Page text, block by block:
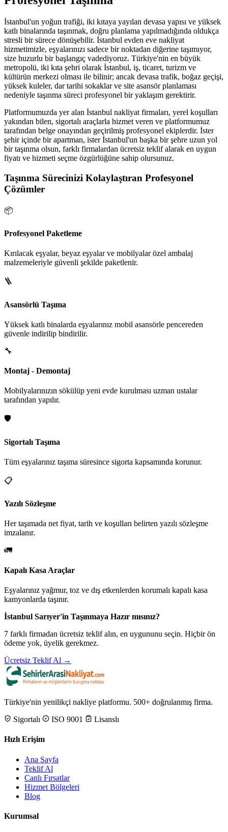
İstanbul'un yoğun trafiği, iki kıtaya yayılan devasa yapısı ve yüksek
katlı binalarında taşınmak, doğru planlama yapılmadığında oldukça
stresli bir sürece dönüşebilir. İstanbul evden eve nakliyat
hizmetimizle, eşyalarınızı sadece bir noktadan diğerine taşımıyor,
size huzurlu bir başlangıç vadediyoruz. Türkiye'nin en büyük
metropolü, iki kıta şehri olarak İstanbul, iş, ticaret, turizm ve
kültürün merkezi olması ile bilinir; ancak devasa trafik, boğaz geçişi,
yüksek kuleler, dar tarihi sokaklar ve site asansör planlaması
nedeniyle taşınma süreci profesyonel bir yaklaşım gerektirir.
Platformumuzda yer alan İstanbul nakliyat firmaları, yerel koşulları
yakından bilen, sigortalı araçlarla hizmet veren ve platformumuz
tarafından belge onayından geçirilmiş profesyonel ekiplerdir. İster
şehir içinde bir apartman, ister İstanbul'un başka bir şehre uzun yol
bir taşınma olsun, farklı firmalardan ücretsiz teklif alarak en uygun
fiyatı ve hizmeti seçme özgürlüğüne sahip olursunuz.
Taşınma Sürecinizi Kolaylaştıran Profesyonel
Çözümler
📦
Profesyonel Paketleme
Kırılacak eşyalar, beyaz eşyalar ve mobilyalar özel ambalaj
malzemeleriyle güvenli şekilde paketlenir.
🪜
Asansörlü Taşıma
Yüksek katlı binalarda eşyalarınız mobil asansörle pencereden
güvenle indirilip bindirilir.
🔧
Montaj - Demontaj
Mobilyalarınızın sökülüp yeni evde kurulması uzman ustalar
tarafından yapılır.
🛡️
Sigortalı Taşıma
Tüm eşyalarınız taşıma süresince sigorta kapsamında korunur.
📋
Yazılı Sözleşme
Her taşımada net fiyat, tarih ve koşulları belirten yazılı sözleşme
imzalanır.
🚛
Kapalı Kasa Araçlar
Eşyalarınız yağmur, toz ve dış etkenlerden korumalı kapalı kasa
kamyonlarda taşınır.
İstanbul Sarıyer'in Taşınmaya Hazır mısınız?
7 farklı firmadan ücretsiz teklif alın, en uygununu seçin. Hiçbir ön
ödeme yok, üyelik gerekmez.
Ücretsiz Teklif Al →
Türkiye'nin yenilikçi nakliye platformu. 500+ doğrulanmış firma.
Sigortalı
ISO 9001 Lisanslı
Hızlı Erişim
Ana Sayfa
Teklif Al
Canlı Fırsatlar
Hizmet Bölgeleri
Blog
Kurumsal